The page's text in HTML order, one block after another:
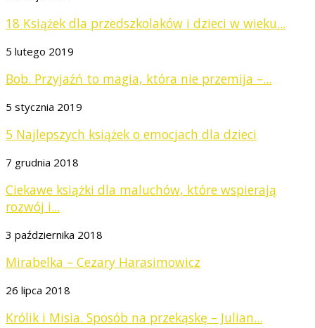
18 Książek dla przedszkolaków i dzieci w wieku...
5 lutego 2019
Bob. Przyjaźń to magia, która nie przemija –...
5 stycznia 2019
5 Najlepszych książek o emocjach dla dzieci
7 grudnia 2018
Ciekawe książki dla maluchów, które wspierają
rozwój i...
3 października 2018
Mirabelka – Cezary Harasimowicz
26 lipca 2018
Królik i Misia. Sposób na przekąskę – Julian...